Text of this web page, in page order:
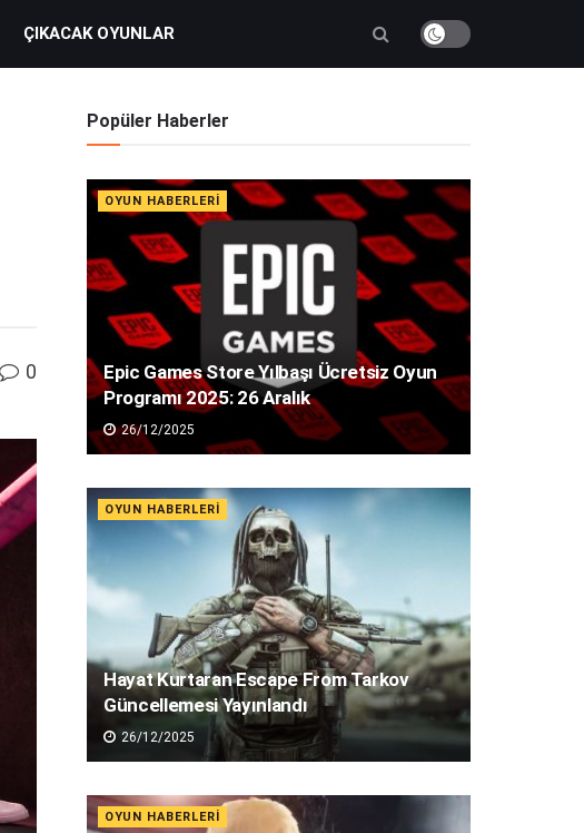
ÇIKACAK OYUNLAR
0
Popüler Haberler
OYUN HABERLERI
Epic Games Store Yılbaşı Ücretsiz Oyun
Programı 2025: 26 Aralık
26/12/2025
OYUN HABERLERI
Hayat Kurtaran Escape From Tarkov
Güncellemesi Yayınlandı
26/12/2025
OYUN HABERLERI